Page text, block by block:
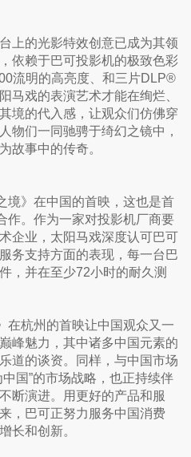
上的光影特效创意已成为其领
依赖于巴可投影机的极致色彩
流明的高亮度、和三片DLP®
马戏的表演艺术才能在绚烂、
境的代入感，让观众们仿佛穿
物们一同驰骋于绮幻之镜中，
故事中的传奇。
境》在中国的首映，这也是首
作。作为一家对投影机厂商要
企业，太阳马戏深度认可巴可
务支持方面的表现，每一台巴
，并在至少72小时的耐久测
在杭州的首映让中国观众又一
峰魅力，其中诸多中国元素的
道的谈资。同样，与中国市场
国”的市场战略，也正持续伴
断演进。用更好的产品和服
，巴可正努力服务中国消费
长和创新。